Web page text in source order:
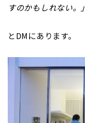
すのかもしれない。」
とDMにあります。